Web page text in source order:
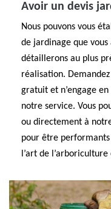
Avoir un devis
Nous pouvons vous
de jardinage que vous
détaillerons au plus
réalisation.
gratuit et n’engage
notre service. Vous
ou directement à
pour être
l’art de